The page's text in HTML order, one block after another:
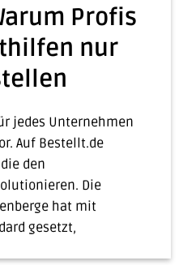
Profis
nur
jedes Unternehmen
Auf Bestellt.de
den
Die
hat mit
gesetzt,